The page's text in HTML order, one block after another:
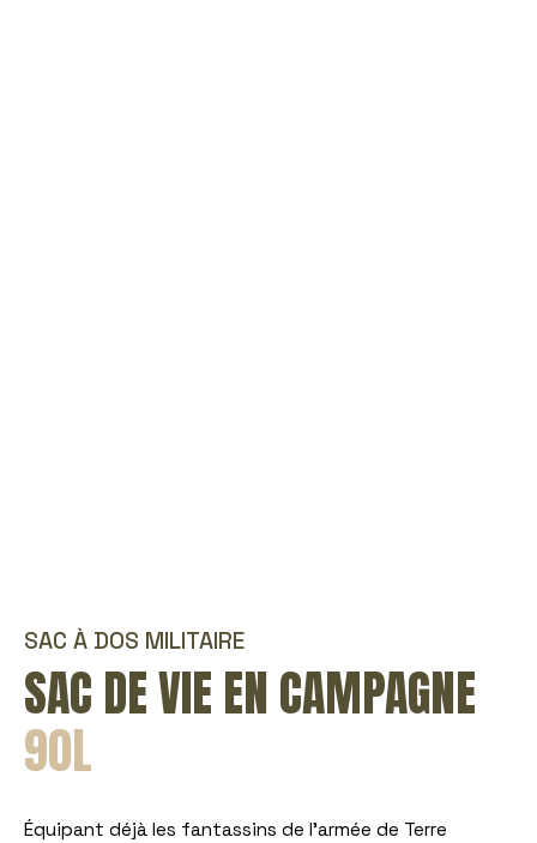
SAC À DOS MILITAIRE
SAC DE VIE EN CAMPAGNE
90L
Équipant déjà les fantassins de l’armée de Terre